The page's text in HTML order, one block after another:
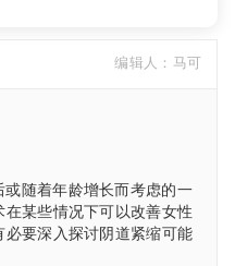
编辑人：马可
或随着年龄增长而考虑的一
某些情况下可以改善女性
要深入探讨阴道紧缩可能